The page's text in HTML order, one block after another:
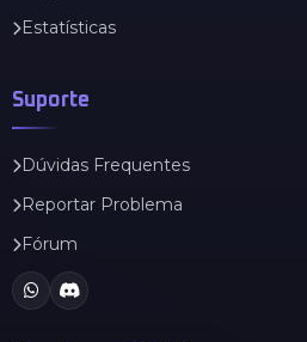
Estatísticas
Suporte
Dúvidas Frequentes
Reportar Problema
Fórum